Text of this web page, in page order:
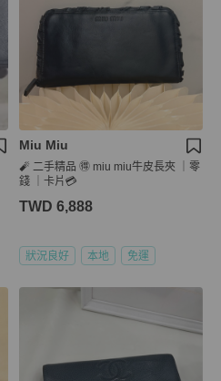
Miu Miu
🧨 二手精品 🉐 miu miu牛皮長夾 ｜零
錢 ｜卡片💳
TWD 6,888
狀況良好 本地 免運